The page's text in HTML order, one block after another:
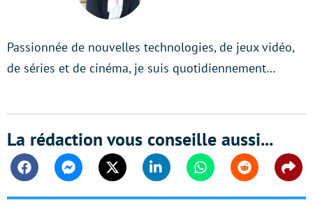
Passionnée de nouvelles technologies, de jeux vidéo,
de séries et de cinéma, je suis quotidiennement…
La rédaction vous conseille aussi...
FacebookMessengerTwitter Linkedin WhatsappReddit